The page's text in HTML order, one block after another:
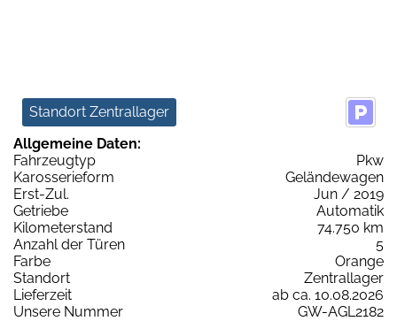
Standort Zentrallager
Allgemeine Daten:
Fahrzeugtyp
Pkw
Karosserieform
Geländewagen
Erst-Zul.
Jun / 2019
Getriebe
Automatik
Kilometerstand
74.750 km
Anzahl der Türen
5
Farbe
Orange
Standort
Zentrallager
Lieferzeit
ab ca. 10.08.2026
Unsere Nummer
GW-AGL2182